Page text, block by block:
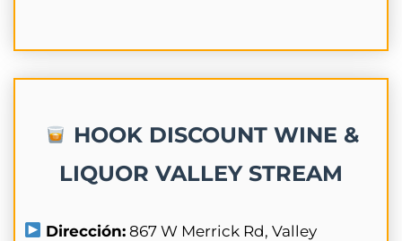
HOOK DISCOUNT WINE &
LIQUOR VALLEY STREAM
Dirección: 867 W Merrick Rd, Valley